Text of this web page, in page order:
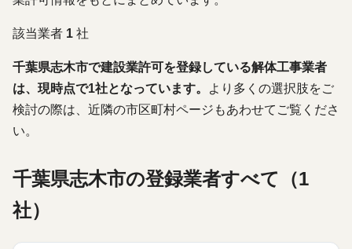
該当業者 1 社
千葉県志木市で建設業許可を登録している解体工事業者
は、現時点で1社となっています。
より多くの選択肢をご
検討の際は、近隣の市区町村ページもあわせてご覧くださ
い。
千葉県志木市の登録業者すべて（1
社）